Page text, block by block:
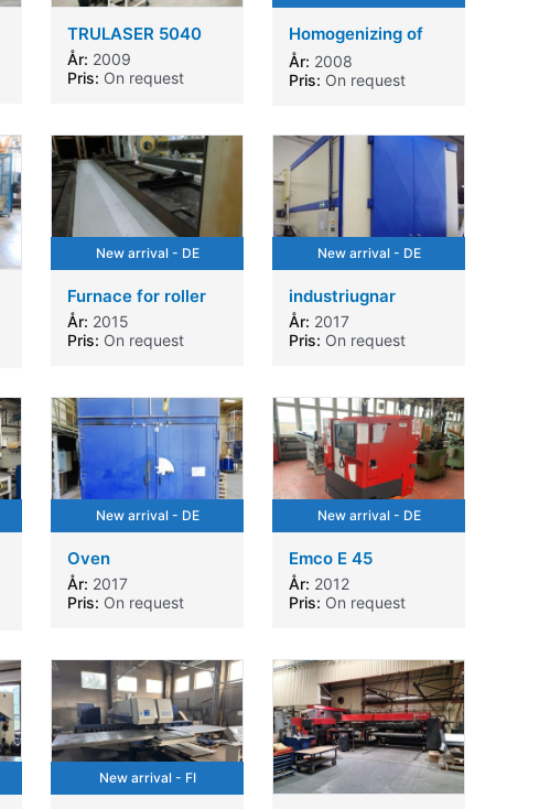
TRULASER 5040
År: 2009
Pris: On request
Homogenizing of
aluminium billet
logs furnace
År: 2008
Pris: On request
New arrival - DE
Furnace for roller
År: 2015
Pris: On request
New arrival - DE
industriugnar
År: 2017
Pris: On request
New arrival - DE
Oven
År: 2017
Pris: On request
New arrival - DE
Emco E 45
År: 2012
Pris: On request
New arrival - FI